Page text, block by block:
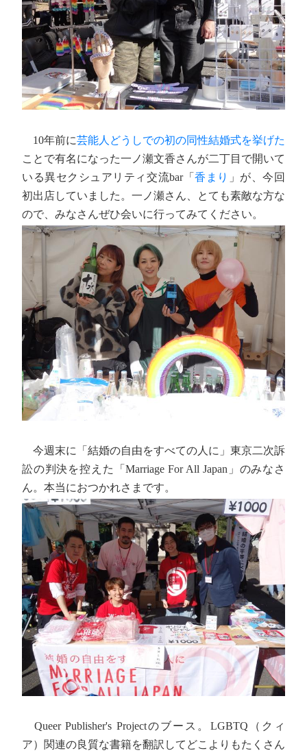
10年前に芸能人どうしでの初の同性結婚式を挙げた
ことで有名になった一ノ瀬文香さんが二丁目で開いて
いる異セクシュアリティ交流bar「香まり
」が、今回
初出店していました。一ノ瀬さん、とても素敵な方な
ので、みなさんぜひ会いに行ってみてください。
今週末に「結婚の自由をすべての人に」東京二次訴
訟の判決を控えた「Marriage For All Japan」のみなさ
ん。本当におつかれさまです。
Queer Publisher's Projectのブース。LGBTQ（クィ
ア）関連の良質な書籍を翻訳してどこよりもたくさん